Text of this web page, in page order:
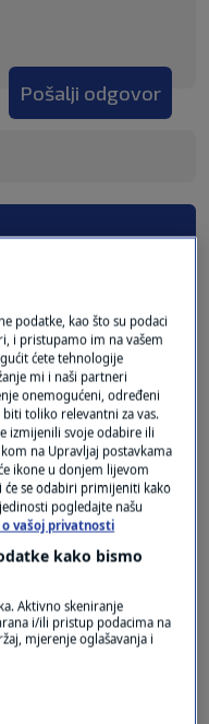
Pošalji odgovor
podatke, kao što su podaci
i pristupamo im na vašem
ćete tehnologije
mi i naši partneri
onemogućeni, određeni
toliko relevantni za vas.
izmijenili svoje odabire ili
na Upravljaj postavkama
ikone u donjem lijevom
će se odabiri primijeniti kako
pogledajte našu
vašoj privatnosti
kako bismo
Aktivno skeniranje
i/ili pristup podacima na
mjerenje oglašavanja i